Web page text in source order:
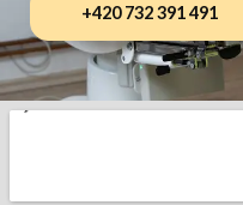
+420 732 391 491